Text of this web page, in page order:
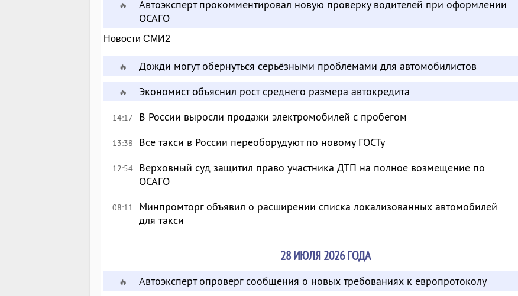
🔥
Автоэксперт прокомментировал новую проверку водителей при оформлении
ОСАГО
Новости СМИ2
🔥 Дожди могут обернуться серьёзными проблемами для автомобилистов
🔥 Экономист объяснил рост среднего размера автокредита
14:17 В России выросли продажи электромобилей с пробегом
13:38 Все такси в России переоборудуют по новому ГОСТу
12:54 Верховный суд защитил право участника ДТП на полное возмещение по
ОСАГО
08:11
Минпромторг объявил о расширении списка локализованных автомобилей
для такси
28 ИЮЛЯ 2026 ГОДА
🔥 Автоэксперт опроверг сообщения о новых требованиях к европротоколу